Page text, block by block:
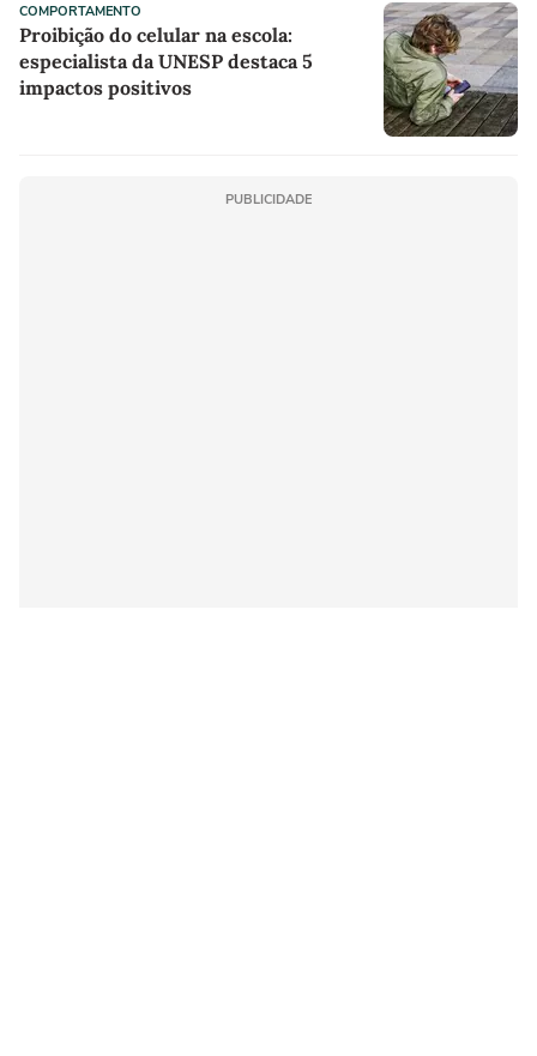
COMPORTAMENTO
Proibição do celular na escola:
especialista da UNESP destaca 5
impactos positivos
PUBLICIDADE